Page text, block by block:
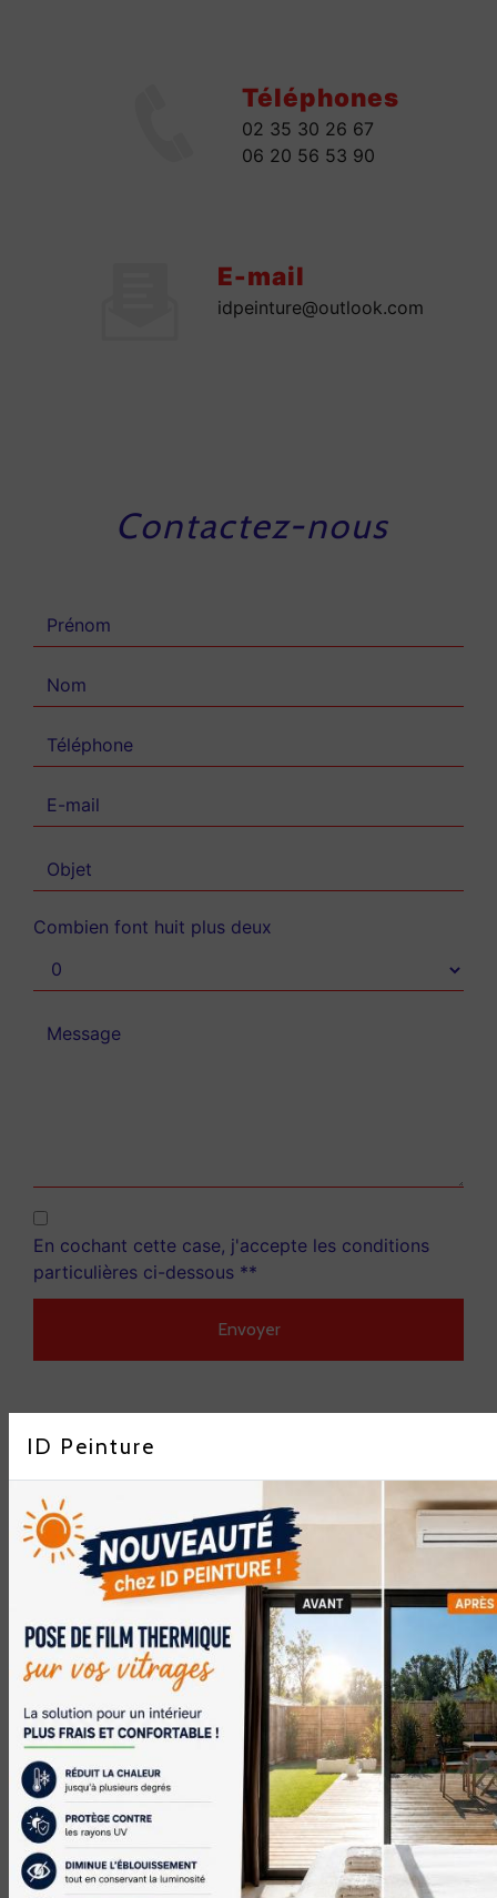
ID Peinture
Téléphones
02 35 30 26 67
06 20 56 53 90
E-mail
idpeinture@outlook.com
Contactez-nous
Combien font huit plus deux
En cochant cette case, j'accepte les conditions
particulières ci-dessous **
Envoyer
nécessaires aux fins de vous contacter et sont
sont destinées à ID Peinture et ses sous-traitants
dans le seul but de répondre à votre message. Les
données collectées seront communiquées aux
seuls destinataires suivants: ID Peinture 13 Av
Simone Veil 76290 Montivilliers
idpeinture@outlook.com. Vous disposez de droits
d’accès, de rectification, d’effacement, de
portabilité, de limitation, d’opposition, de retrait
de votre consentement à tout moment et du droit
d’introduire une réclamation auprès d’une
autorité de contrôle, ainsi que d’organiser le sort
de vos données post-mortem. Vous pouvez
exercer ces droits par voie postale à l'adresse 13
Av Simone Veil 76290 Montivilliers ou par courrier
électronique à l'adresse idpeinture@outlook.com.
Un justificatif d'identité pourra vous être
demandé. Nous conservons vos données pendant
la période de prise de contact puis pendant la
durée de prescription légale aux fins probatoires
et de gestion des contentieux. Vous avez le droit
de vous inscrire sur la liste d'opposition au
démarchage téléphonique, disponible à cette
adresse:Bloctel.gouv.fr
. Consultez le site cnil.fr
pour plus d’informations sur vos droits.